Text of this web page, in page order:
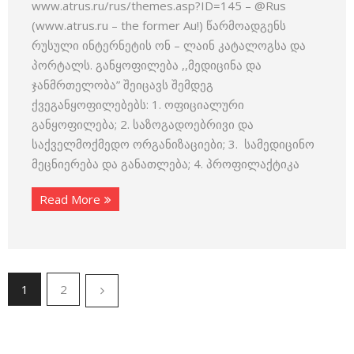
www.atrus.ru/rus/themes.asp?ID=145 – @Rus
(www.atrus.ru – the former Au!) წარმოადგენს
რუსული ინტერნეტის ონ – ლაინ კატალოგსა და
პორტალს. განყოფილება ,,მედიცინა და
ჯანმრთელობა” შეიცავს შემდეგ
ქვეგანყოფილებებს: 1. ოფიციალური
განყოფილება; 2. საზოგადოებრივი და
საქველმოქმედო ორგანიზაციები; 3. სამედიცინო
მეცნიერება და განათლება; 4. პროფილაქტიკა
Read More
1 2